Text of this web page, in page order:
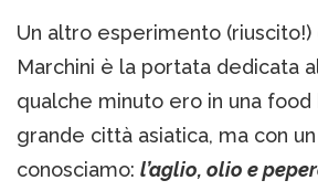
Un altro esperimento
Marchini è la portata dedicata
qualche minuto ero in una food
grande città asiatica, ma con
conosciamo: l’aglio, olio e